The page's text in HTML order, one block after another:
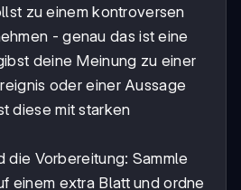
zu einem kontroversen
- genau das ist eine
deine Meinung zu einer
oder einer Aussage
diese mit starken
die Vorbereitung: Sammle
einem extra Blatt und ordne